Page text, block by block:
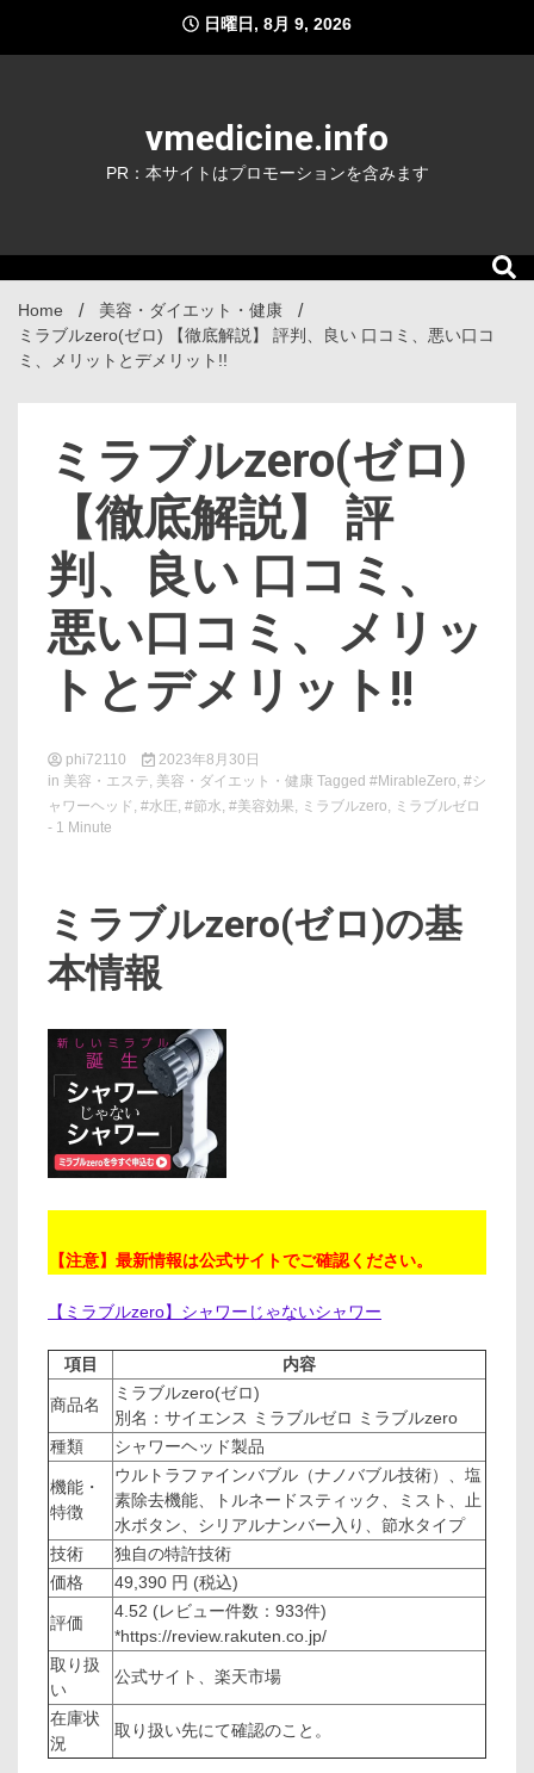
content
日曜日, 8月 9, 2026
vmedicine.info
PR：本サイトはプロモーションを含みます
Home
美容・ダイエット・健康
ミラブルzero(ゼロ) 【徹底解説】 評判、良い 口コミ、悪い口コ
ミ、メリットとデメリット!!
ミラブルzero(ゼロ)
【徹底解説】 評
判、良い 口コミ、
悪い口コミ、メリッ
トとデメリット!!
phi72110
2023年8月30日
in 美容・エステ, 美容・ダイエット・健康 Tagged #MirableZero, #シ
ャワーヘッド , #水圧, #節水, #美容効果, ミラブルzero, ミラブルゼロ
- 1 Minute
ミラブルzero(ゼロ)の基
本情報
【注意】最新情報は公式サイトでご確認ください。
【ミラブルzero】シャワーじゃないシャワー
項目 内容
商品名
ミラブルzero(ゼロ)
別名：サイエンス ミラブルゼロ ミラブルzero
種類
シャワーヘッド製品
機能・
特徴
ウルトラファインバブル（ナノバブル技術）、塩
素除去機能、トルネードスティック、ミスト、止
水ボタン、シリアルナンバー入り、節水タイプ
技術
独自の特許技術
価格
49,390 円 (税込)
評価
4.52 (レビュー件数：933件)
*https://review.rakuten.co.jp/
取り扱
い
公式サイト、楽天市場
在庫状
況
取り扱い先にて確認のこと。